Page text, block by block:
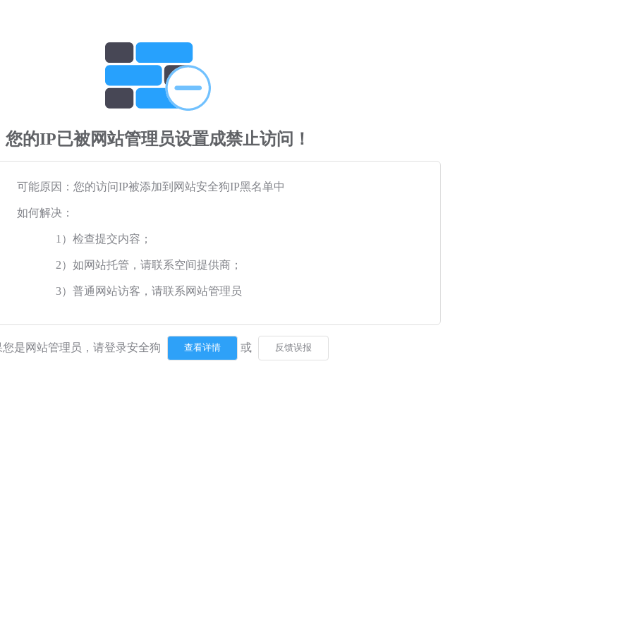
您的IP已被网站管理员设置成禁止访问！
可能原因：您的访问IP被添加到网站安全狗IP黑名单中
如何解决：
1）检查提交内容；
2）如网站托管，请联系空间提供商；
3）普通网站访客，请联系网站管理员
您是网站管理员，请登录安全狗 或